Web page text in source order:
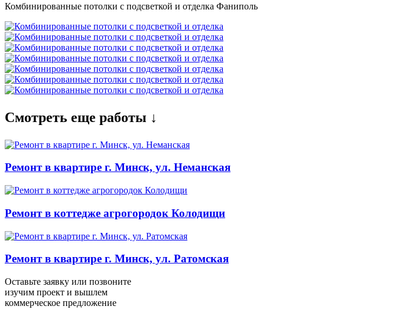
Комбинированные потолки с подсветкой и отделка Фаниполь
Смотреть еще работы ↓
Ремонт в квартире г. Минск, ул. Неманская
Ремонт в коттедже агрогородок Колодищи
Ремонт в квартире г. Минск, ул. Ратомская
Оставьте заявку или позвоните
изучим проект и вышлем
коммерческое предложение